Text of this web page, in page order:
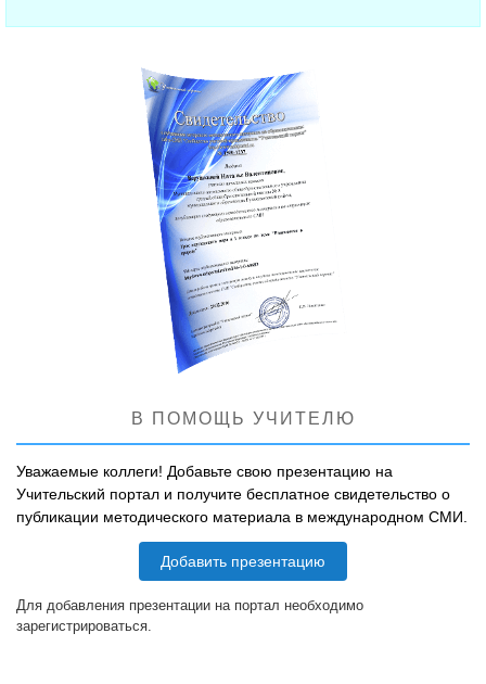
В ПОМОЩЬ УЧИТЕЛЮ
Уважаемые коллеги! Добавьте свою презентацию на
Учительский портал и получите бесплатное свидетельство о
публикации методического материала в международном СМИ.
Добавить презентацию
Для добавления презентации на портал необходимо
зарегистрироваться.